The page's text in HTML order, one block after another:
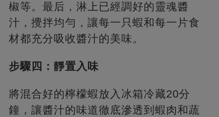
椒等。最后，淋上已經調好的靈魂醬
汁，攪拌均勻，讓每一只蝦和每一片食
材都充分吸收醬汁的美味。
步驟四：靜置入味
將混合好的檸檬蝦放入冰箱冷藏20分
鐘，讓醬汁的味道徹底滲透到蝦肉和蔬